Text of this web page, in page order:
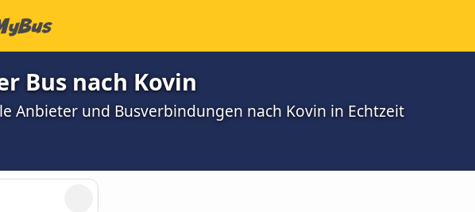
Bus nach Kovin
Anbieter und Busverbindungen nach Kovin in Echtzeit